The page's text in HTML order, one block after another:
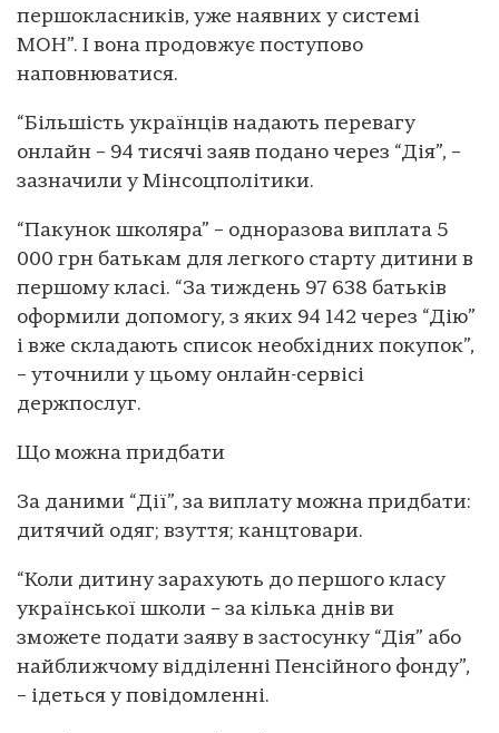
першокласників, уже наявних у системі
МОН”. І вона продовжує поступово
наповнюватися.
“Більшість українців надають перевагу
онлайн – 94 тисячі заяв подано через “Дія”, –
зазначили у Мінсоцполітики.
“Пакунок школяра” – одноразова виплата 5
000 грн батькам для легкого старту дитини в
першому класі. “За тиждень 97 638 батьків
оформили допомогу, з яких 94 142 через “Дію”
і вже складають список необхідних покупок”,
– уточнили у цьому онлайн-сервісі
держпослуг.
Що можна придбати
За даними “Дії”, за виплату можна придбати:
дитячий одяг; взуття; канцтовари.
“Коли дитину зарахують до першого класу
української школи – за кілька днів ви
зможете подати заяву в застосунку “Дія” або
найближчому відділенні Пенсійного фонду”,
– ідеться у повідомленні.